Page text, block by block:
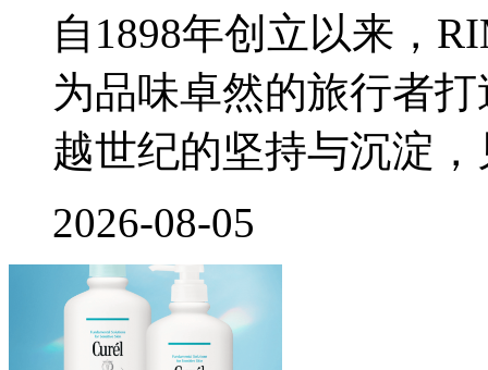
自1898年创立以来，
为品味卓然的旅行者
越世纪的坚持与沉淀
2026-08-05